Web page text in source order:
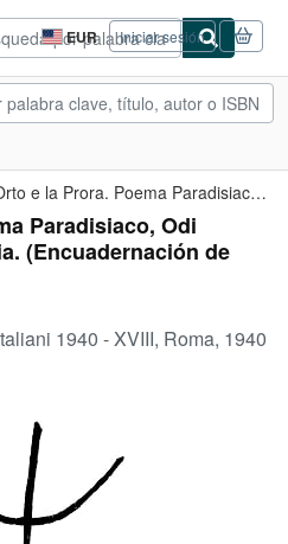
EUR
Preferencias
de
compra
del
Iniciar sesión
L'Orto e la Prora. Poema Paradisiaco, Odi Navali, L'Armata ...
Paradisiaco, Odi
(Encuadernación de
1940 - XVIII, Roma, 1940